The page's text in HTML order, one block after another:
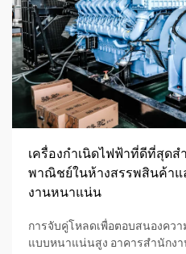
เครื่องกำเนิดไฟฟ้าที่ดีที่สุดส
พาณิชย์ในห้างสรรพสินค้าแ
งานหนาแน่น
การจับคู่โหลดเพื่อตอบสนองคว
แบบหนาแน่นสูง อาคารสำนักง